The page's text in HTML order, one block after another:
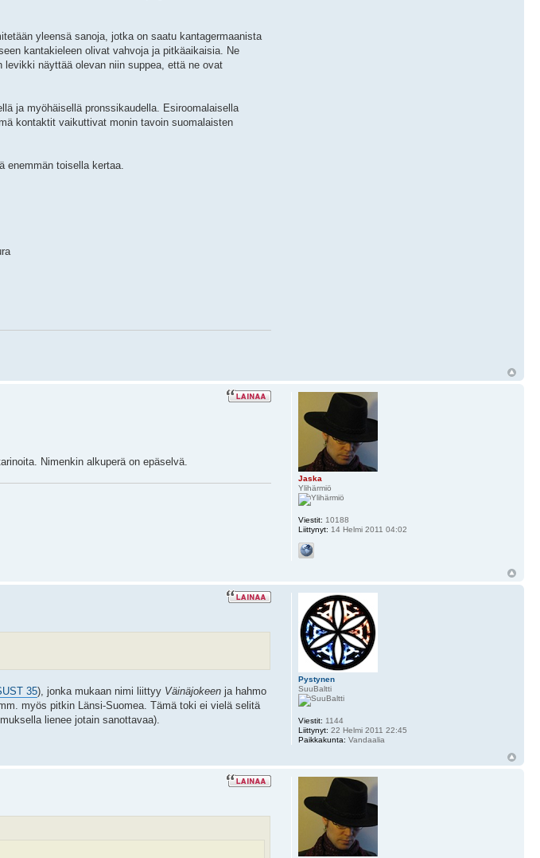
yleensä sanoja, jotka on saatu kantagermaanista
kantakieleen olivat vahvoja ja pitkäaikaisia. Ne
levikki näyttää olevan niin suppea, että ne ovat
ja myöhäisellä pronssikaudella. Esiroomalaisella
kontaktit vaikuttivat monin tavoin suomalaisten
enemmän toisella kertaa.
Nimenkin alkuperä on epäselvä.
Jaska
Ylihärmiö
Viestit: 10188
Liittynyt: 14 Helmi 2011 04:02
35), jonka mukaan nimi liittyy Väinäjokeen ja hahmo
myös pitkin Länsi-Suomea. Tämä toki ei vielä selitä
lienee jotain sanottavaa).
Pystynen
SuuBaltti
Viestit: 1144
Liittynyt: 22 Helmi 2011 22:45
Paikkakunta: Vandaalia